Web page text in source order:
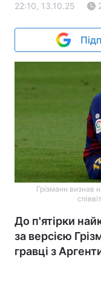
22:10, 13.10.25
Грізманн визнав
До п'ятірки
за версією
гравці з